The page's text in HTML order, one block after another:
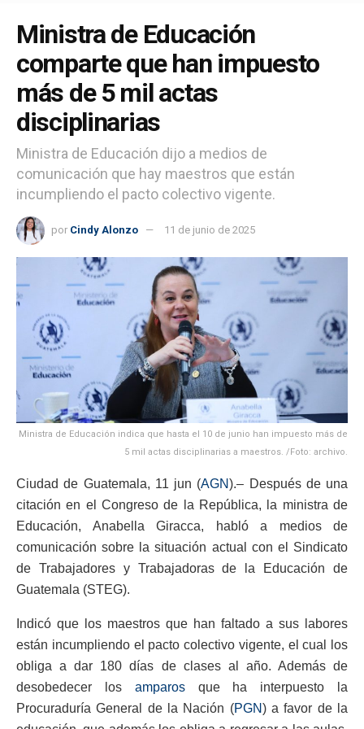
Ministra de Educación
comparte que han impuesto
más de 5 mil actas
disciplinarias
Ministra de Educación dijo a medios de
comunicación que hay maestros que están
incumpliendo el pacto colectivo vigente.
por Cindy Alonzo 11 de junio de 2025
Ministra de Educación indica que hasta el 10 de junio han impuesto más de
5 mil actas disciplinarias a maestros. /Foto: archivo.
Ciudad de Guatemala, 11 jun (AGN).– Después de una
citación en el Congreso de la República, la ministra de
Educación, Anabella Giracca, habló a medios de
comunicación sobre la situación actual con el Sindicato
de Trabajadores y Trabajadoras de la Educación de
Guatemala (STEG).
Indicó que los maestros que han faltado a sus labores
están incumpliendo el pacto colectivo vigente, el cual los
obliga a dar 180 días de clases al año. Además de
desobedecer los amparosque ha interpuesto la
Procuraduría General de la Nación (PGN) a favor de la